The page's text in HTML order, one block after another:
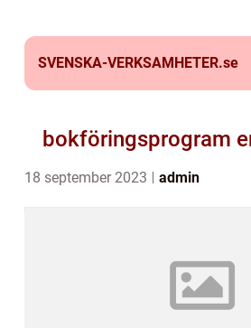
SVENSKA-VERKSAMHETER.se
bokföringsprogram
18 september 2023 admin